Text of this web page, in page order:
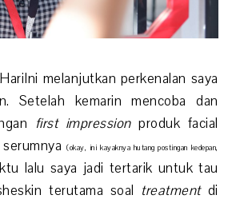
melanjutkan perkenalan saya
Setelah kemarin mencoba dan
first impressionproduk facial
serumnya(okay, ini kayaknya hutang postingan kedepan,
lalu saya jadi tertarik untuk tau
terutama soal treatment di